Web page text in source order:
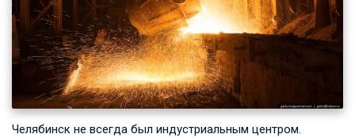
Челябинск не всегда был индустриальным центром.